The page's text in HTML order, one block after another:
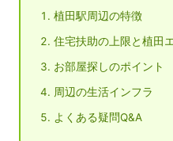
植田駅周辺の特徴
住宅扶助の上限と植田
お部屋探しのポイント
周辺の生活インフラ
よくある疑問Q&A